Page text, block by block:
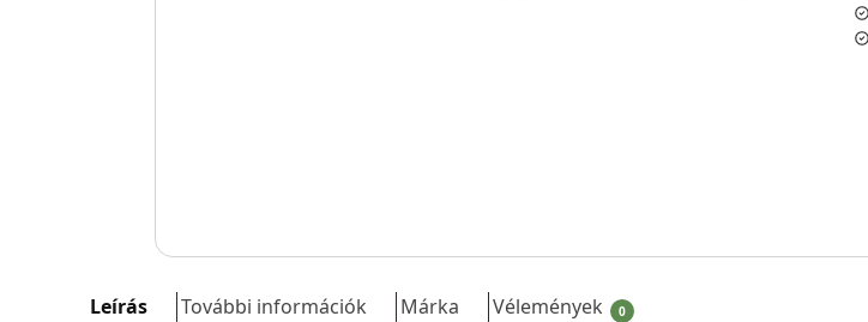
Leírás További információk Márka Vélemények 0